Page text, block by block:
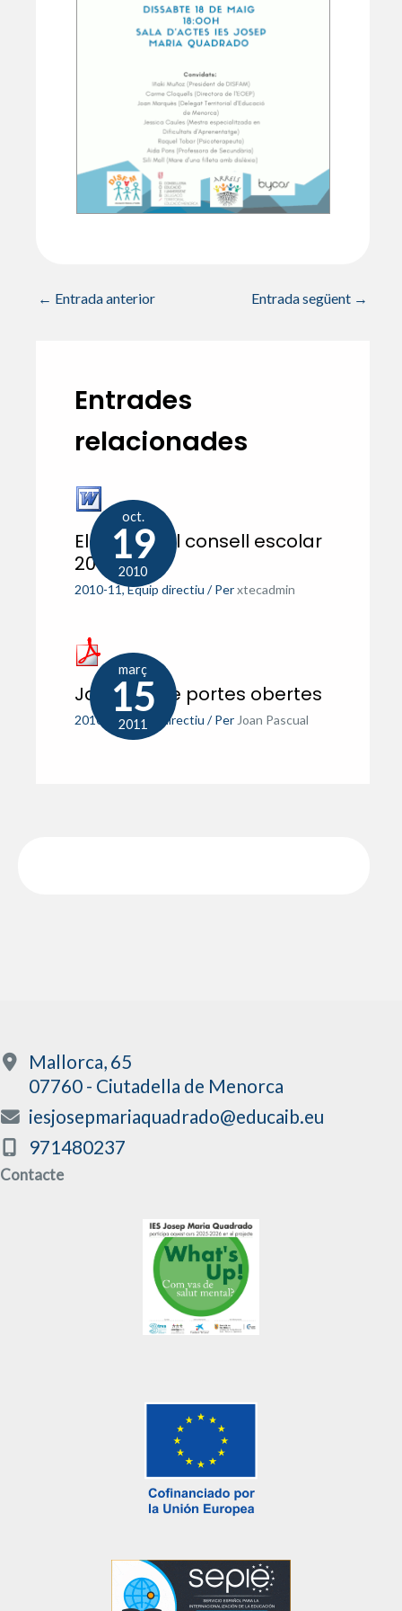
← Entrada anterior Entrada següent →
Entrades
relacionades
oct.
19
2010
Eleccions al consell escolar
2010
2010-11,Equip directiu / Per xtecadmin
març
15
2011
Jornada de portes obertes
2010-11,Equip directiu / Per Joan Pascual
Mallorca, 65
07760 - Ciutadella de Menorca
iesjosepmariaquadrado@educaib.eu
971480237
Contacte